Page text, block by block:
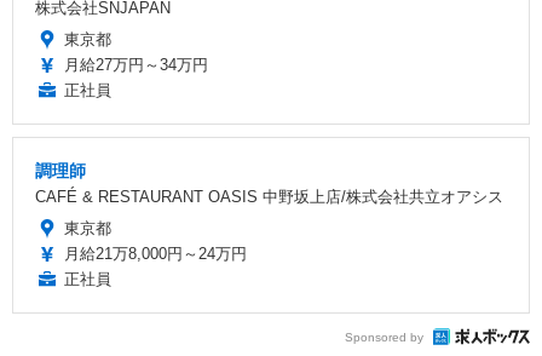
株式会社SNJAPAN
東京都
月給27万円～34万円
正社員
調理師
CAFÉ & RESTAURANT OASIS 中野坂上店/株式会社共立オアシス
東京都
月給21万8,000円～24万円
正社員
Sponsored by